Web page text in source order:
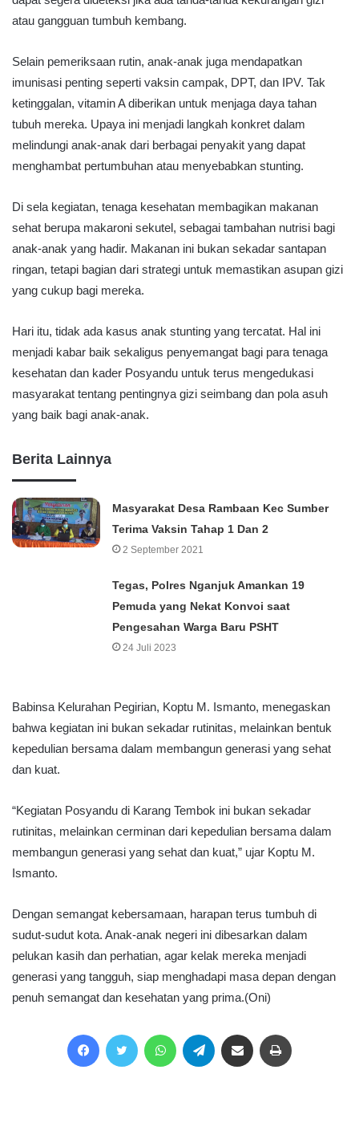
atau gangguan tumbuh kembang.
Selain pemeriksaan rutin, anak-anak juga mendapatkan
imunisasi penting seperti vaksin campak, DPT, dan IPV. Tak
ketinggalan, vitamin A diberikan untuk menjaga daya tahan
tubuh mereka. Upaya ini menjadi langkah konkret dalam
melindungi anak-anak dari berbagai penyakit yang dapat
menghambat pertumbuhan atau menyebabkan stunting.
Di sela kegiatan, tenaga kesehatan membagikan makanan
sehat berupa makaroni sekutel, sebagai tambahan nutrisi bagi
anak-anak yang hadir. Makanan ini bukan sekadar santapan
ringan, tetapi bagian dari strategi untuk memastikan asupan gizi
yang cukup bagi mereka.
Hari itu, tidak ada kasus anak stunting yang tercatat. Hal ini
menjadi kabar baik sekaligus penyemangat bagi para tenaga
kesehatan dan kader Posyandu untuk terus mengedukasi
masyarakat tentang pentingnya gizi seimbang dan pola asuh
yang baik bagi anak-anak.
Berita Lainnya
Masyarakat Desa Rambaan Kec Sumber
Terima Vaksin Tahap 1 Dan 2
2 September 2021
Tegas, Polres Nganjuk Amankan 19
Pemuda yang Nekat Konvoi saat
Pengesahan Warga Baru PSHT
24 Juli 2023
Babinsa Kelurahan Pegirian, Koptu M. Ismanto, menegaskan
bahwa kegiatan ini bukan sekadar rutinitas, melainkan bentuk
kepedulian bersama dalam membangun generasi yang sehat
dan kuat.
“Kegiatan Posyandu di Karang Tembok ini bukan sekadar
rutinitas, melainkan cerminan dari kepedulian bersama dalam
membangun generasi yang sehat dan kuat,” ujar Koptu M.
Ismanto.
Dengan semangat kebersamaan, harapan terus tumbuh di
sudut-sudut kota. Anak-anak negeri ini dibesarkan dalam
pelukan kasih dan perhatian, agar kelak mereka menjadi
generasi yang tangguh, siap menghadapi masa depan dengan
penuh semangat dan kesehatan yang prima.(Oni)